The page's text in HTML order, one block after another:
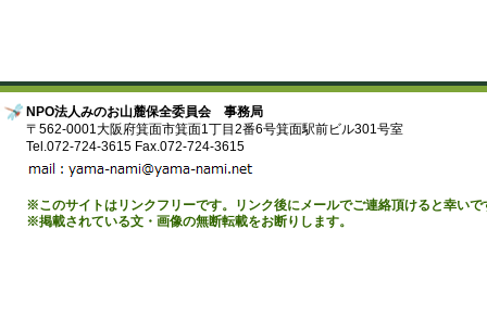
NPO法人みのお山麓保全委員会 事務局
〒562-0001大阪府箕面市箕面1丁目2番6号箕面駅前ビル301号室
Tel.072-724-3615 Fax.072-724-3615
※このサイトはリンクフリーです。リンク後にメールでご連絡頂けると幸いで
※掲載されている文・画像の無断転載をお断りします。